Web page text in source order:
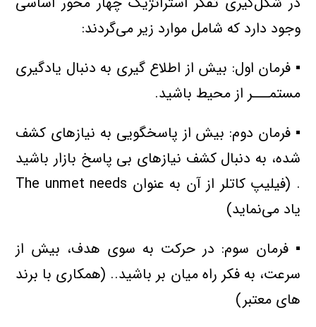
وجود دارد که شامل موارد زیر می‌گردند:
▪ فرمان اول: بیش از اطلاع گیری به دنبال یادگیری
مستمـــر از محیط باشید.
▪ فرمان دوم: بیش از پاسخگویی به نیازهای کشف
شده، به دنبال کشف نیازهای بی پاسخ بازار باشید
. (فیلیپ کاتلر از آن به عنوان The unmet needs
یاد می‌نماید)
▪ فرمان سوم: در حرکت به سوی هدف، بیش از
سرعت، به فکر راه میان بر باشید.. (همکاری با برند
های معتبر)